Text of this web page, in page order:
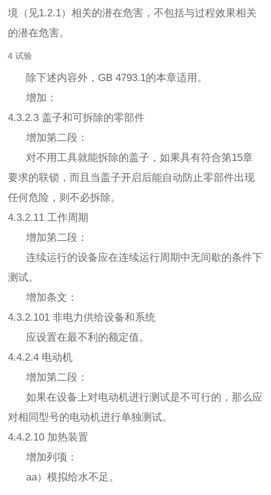
境（见1.2.1）相关的潜在危害，不包括与过程效果相关
的潜在危害。
4 试验
除下述内容外，GB 4793.1的本章适用。
增加：
4.3.2.3 盖子和可拆除的零部件
增加第二段：
对不用工具就能拆除的盖子，如果具有符合第15章
要求的联锁，而且当盖子开启后能自动防止零部件出现
任何危险，则不必拆除。
4.3.2.11 工作周期
增加第二段：
连续运行的设备应在连续运行周期中无间歇的条件下
测试。
增加条文：
4.3.2.101 非电力供给设备和系统
应设置在最不利的额定值。
4.4.2.4 电动机
增加第二段：
如果在设备上对电动机进行测试是不可行的，那么应
对相同型号的电动机进行单独测试。
4.4.2.10 加热装置
增加列项：
aa）模拟给水不足。